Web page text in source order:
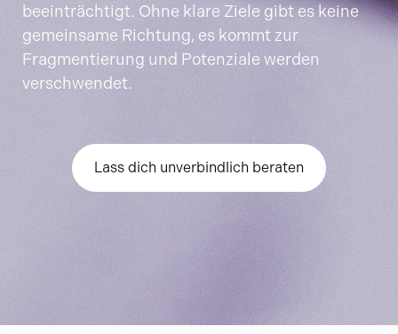
beeinträchtigt. Ohne klare Ziele gibt es keine
gemeinsame Richtung, es kommt zur
Fragmentierung und Potenziale werden
verschwendet.
Lass dich unverbindlich beraten